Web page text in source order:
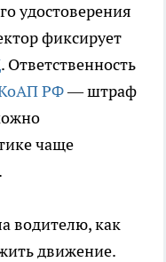
удостоверения
фиксирует
. Ответственность
КоАП РФ— штраф
чаще
водителю, как
движение.